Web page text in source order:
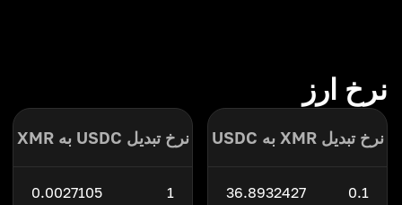
نرخ ارز
نرخ تبدیل XMR به USDC
0.1
36.8932427
نرخ تبدیل USDC به XMR
1
0.0027105